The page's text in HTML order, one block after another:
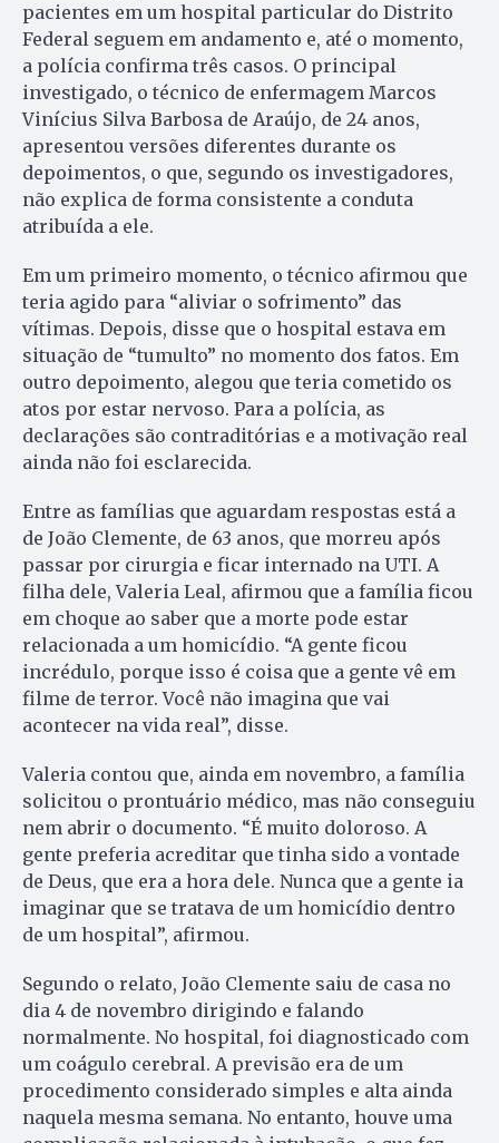
pacientes em um hospital particular do Distrito
Federal seguem em andamento e, até o momento,
a polícia confirma três casos. O principal
investigado, o técnico de enfermagem Marcos
Vinícius Silva Barbosa de Araújo, de 24 anos,
apresentou versões diferentes durante os
depoimentos, o que, segundo os investigadores,
não explica de forma consistente a conduta
atribuída a ele.
Em um primeiro momento, o técnico afirmou que
teria agido para “aliviar o sofrimento” das
vítimas. Depois, disse que o hospital estava em
situação de “tumulto” no momento dos fatos. Em
outro depoimento, alegou que teria cometido os
atos por estar nervoso. Para a polícia, as
declarações são contraditórias e a motivação real
ainda não foi esclarecida.
Entre as famílias que aguardam respostas está a
de João Clemente, de 63 anos, que morreu após
passar por cirurgia e ficar internado na UTI. A
filha dele, Valeria Leal, afirmou que a família ficou
em choque ao saber que a morte pode estar
relacionada a um homicídio. “A gente ficou
incrédulo, porque isso é coisa que a gente vê em
filme de terror. Você não imagina que vai
acontecer na vida real”, disse.
Valeria contou que, ainda em novembro, a família
solicitou o prontuário médico, mas não conseguiu
nem abrir o documento. “É muito doloroso. A
gente preferia acreditar que tinha sido a vontade
de Deus, que era a hora dele. Nunca que a gente ia
imaginar que se tratava de um homicídio dentro
de um hospital”, afirmou.
Segundo o relato, João Clemente saiu de casa no
dia 4 de novembro dirigindo e falando
normalmente. No hospital, foi diagnosticado com
um coágulo cerebral. A previsão era de um
procedimento considerado simples e alta ainda
naquela mesma semana. No entanto, houve uma